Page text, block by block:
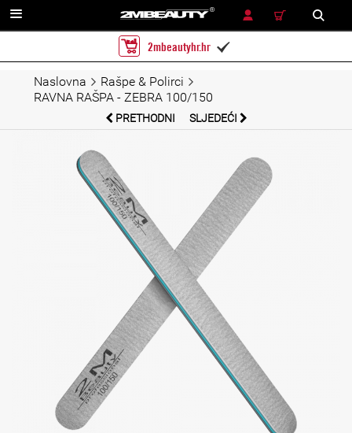
TRAŽENJE
2mbeautyhr.hr 
Naslovna
Rašpe & Polirci
RAVNA RAŠPA - ZEBRA 100/150
PRETHODNI SLJEDEĆI